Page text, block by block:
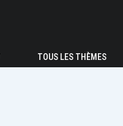
TOUS LES THÈMES